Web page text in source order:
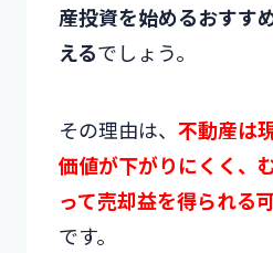
産投資を始めるおすす
えるでしょう。
その理由は、 不動産は
価値が下がりにくく、
って売却益を得られる
です。